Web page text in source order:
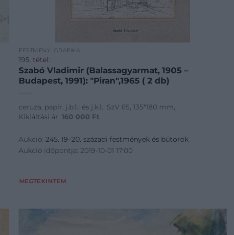
FESTMÉNY, GRAFIKA
195. tétel:
Szabó Vladimir (Balassagyarmat, 1905 –
Budapest, 1991): "Piran",1965 ( 2 db)
ceruza, papír, j.b.l.: és j.k.l.: SzV 65, 135*180 mm,
Kikiáltási ár:160 000 Ft
Aukció:245. 19–20. századi festmények és bútorok
Aukció időpontja: 2019-10-01 17:00
MEGTEKINTEM